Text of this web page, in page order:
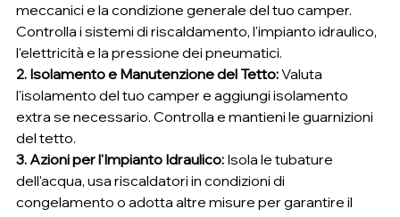
meccanici e la condizione generale del tuo camper.
Controlla i sistemi di riscaldamento, l'impianto idraulico,
l'elettricità e la pressione dei pneumatici.
2. Isolamento e Manutenzione del Tetto: Valuta
l'isolamento del tuo camper e aggiungi isolamento
extra se necessario. Controlla e mantieni le guarnizioni
del tetto.
3. Azioni per l'Impianto Idraulico: Isola le tubature
dell'acqua, usa riscaldatori in condizioni di
congelamento o adotta altre misure per garantire il